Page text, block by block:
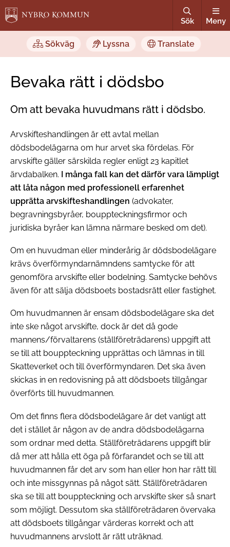
Sök Meny
Sökväg Lyssna Translate
Bevaka rätt i dödsbo
Om att bevaka huvudmans rätt i dödsbo.
Arvskifteshandlingen är ett avtal mellan
dödsbodelägarna om hur arvet ska fördelas. För
arvskifte gäller särskilda regler enligt 23 kapitlet
ärvdabalken. I många fall kan det därför vara lämpligt
att låta någon med professionell erfarenhet
upprätta arvskifteshandlingen (advokater,
begravningsbyråer, bouppteckningsfirmor och
juridiska byråer kan lämna närmare besked om det).
Om en huvudman eller minderårig är dödsbodelägare
krävs överförmyndarnämndens samtycke för att
genomföra arvskifte eller bodelning. Samtycke behövs
även för att sälja dödsboets bostadsrätt eller fastighet.
Om huvudmannen är ensam dödsbodelägare ska det
inte ske något arvskifte, dock är det då gode
mannens/förvaltarens (ställföreträdarens) uppgift att
se till att bouppteckning upprättas och lämnas in till
Skatteverket och till överförmyndaren. Det ska även
skickas in en redovisning på att dödsboets tillgångar
överförts till huvudmannen.
Om det finns flera dödsbodelägare är det vanligt att
det i stället är någon av de andra dödsbodelägarna
som ordnar med detta. Ställföreträdarens uppgift blir
då mer att hålla ett öga på förfarandet och se till att
huvudmannen får det arv som han eller hon har rätt till
och inte missgynnas på något sätt. Ställföreträdaren
ska se till att bouppteckning och arvskifte sker så snart
som möjligt. Dessutom ska ställföreträdaren övervaka
att dödsboets tillgångar värderas korrekt och att
huvudmannens arvslott är rätt uträknad.